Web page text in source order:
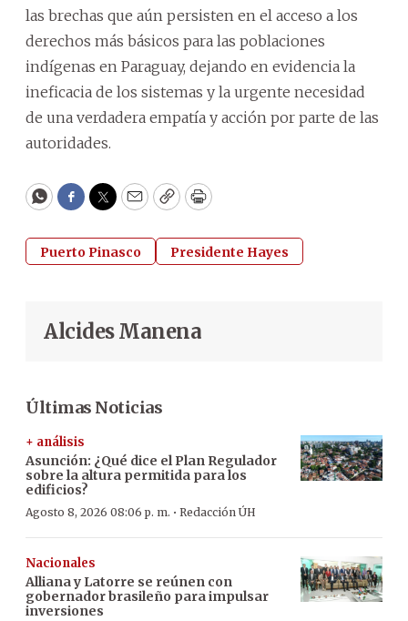
las brechas que aún persisten en el acceso a los
derechos más básicos para las poblaciones
indígenas en Paraguay, dejando en evidencia la
ineficacia de los sistemas y la urgente necesidad
de una verdadera empatía y acción por parte de las
autoridades.
WhatsApp
Facebook
Twitter
EmailCopyPrint
Puerto Pinasco Presidente Hayes
Alcides Manena
Últimas Noticias
+ análisis
Asunción: ¿Qué dice el Plan Regulador
sobre la altura permitida para los
edificios?
Agosto 8, 2026 08:06 p. m. · Redacción ÚH
Nacionales
Alliana y Latorre se reúnen con
gobernador brasileño para impulsar
inversiones